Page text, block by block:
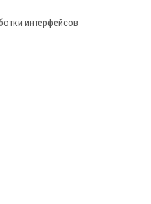
интерфейсов